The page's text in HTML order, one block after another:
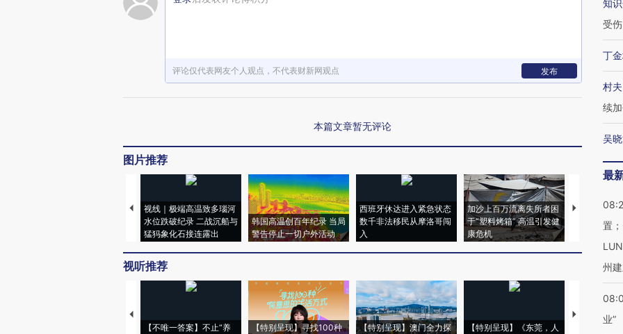
评论仅代表网友个人观点，不代表财新网观点 发布
本篇文章暂无评论
图片推荐
视线｜极端高温致多瑙河
水位跌破纪录 二战沉船与
猛犸象化石接连露出
韩国高温创百年纪录 当局
警告停止一切户外活动
西班牙休达进入紧急状态
数千非法移民从摩洛哥闯
入
加沙上百万流离失所者困
于“塑料烤箱” 高温引发健
康危机
视线｜
术：是什么
心“花钱找虐
视听推荐
【不唯一答案】不止“养
【特别呈现】寻找100种
【特别呈现】澳门全力探
【特别呈现】《东莞，人
【推广】走
知
受伤
丁
村
续
吴
最
置
州
业”